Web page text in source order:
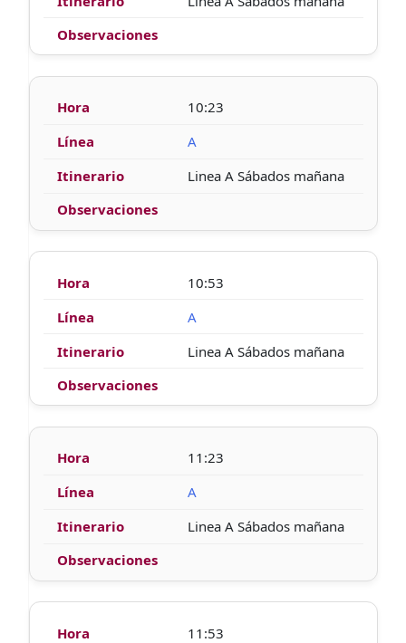
10:23
A
Linea A Sábados mañana
10:53
A
Linea A Sábados mañana
11:23
A
Linea A Sábados mañana
11:53